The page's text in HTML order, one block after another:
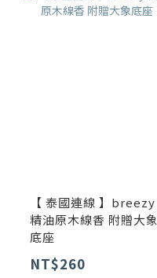
【 泰國連線 】breezy
精油原木線香 附贈大象
底座
NT$260